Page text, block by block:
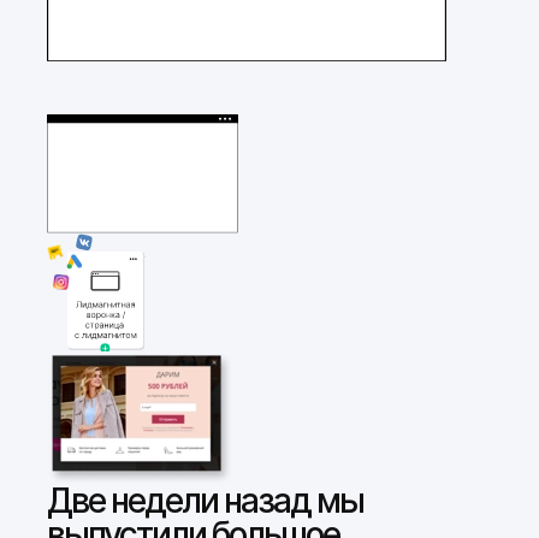
Две недели назад мы